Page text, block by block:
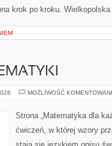
krok po kroku.
MOŻLIWOŚĆ
Strona „Matematyka dla
ćwiczeń, w której wzory